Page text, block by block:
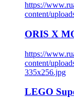
https://
content/
ORIS X
https://
content/
335x256.jpg
LEGO